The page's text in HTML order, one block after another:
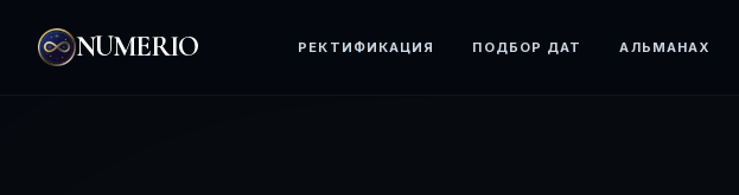
NUMERIO РЕКТИФИКАЦИЯ ПОДБОР ДАТ АЛЬМАНАХ